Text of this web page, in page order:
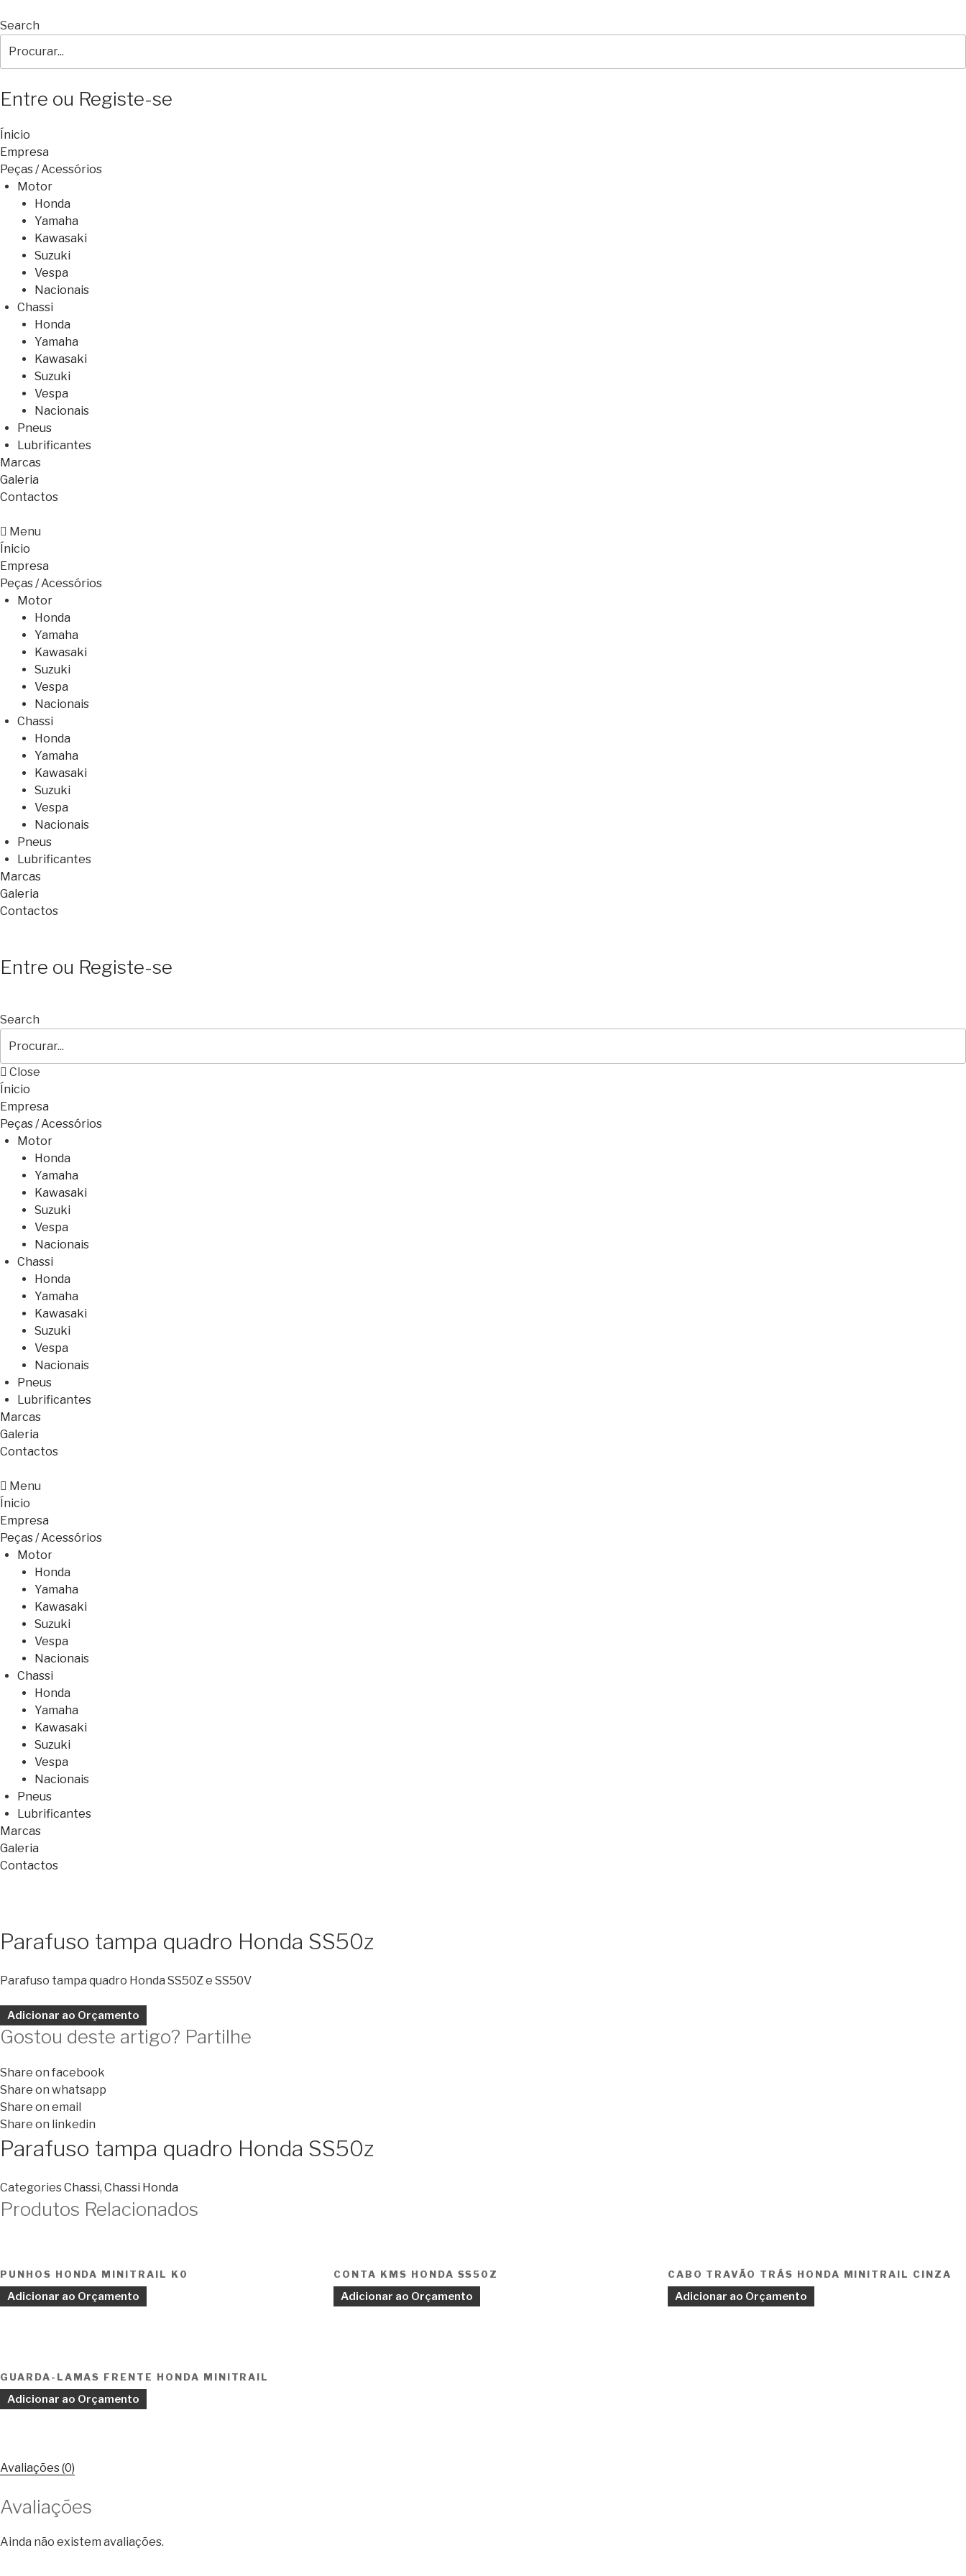
Search
Entre ou Registe-se
Ínicio
Empresa
Peças / Acessórios
Motor
Honda
Yamaha
Kawasaki
Suzuki
Vespa
Nacionais
Chassi
Honda
Yamaha
Kawasaki
Suzuki
Vespa
Nacionais
Pneus
Lubrificantes
Marcas
Galeria
Contactos
Menu
Ínicio
Empresa
Peças / Acessórios
Motor
Honda
Yamaha
Kawasaki
Suzuki
Vespa
Nacionais
Chassi
Honda
Yamaha
Kawasaki
Suzuki
Vespa
Nacionais
Pneus
Lubrificantes
Marcas
Galeria
Contactos
Entre ou Registe-se
Search
Close
Ínicio
Empresa
Peças / Acessórios
Motor
Honda
Yamaha
Kawasaki
Suzuki
Vespa
Nacionais
Chassi
Honda
Yamaha
Kawasaki
Suzuki
Vespa
Nacionais
Pneus
Lubrificantes
Marcas
Galeria
Contactos
Menu
Ínicio
Empresa
Peças / Acessórios
Motor
Honda
Yamaha
Kawasaki
Suzuki
Vespa
Nacionais
Chassi
Honda
Yamaha
Kawasaki
Suzuki
Vespa
Nacionais
Pneus
Lubrificantes
Marcas
Galeria
Contactos
Parafuso tampa quadro Honda SS50z
Parafuso tampa quadro Honda SS50Z e SS50V
Adicionar ao Orçamento
Gostou deste artigo? Partilhe
Share on facebook
Share on whatsapp
Share on email
Share on linkedin
Parafuso tampa quadro Honda SS50z
CategoriesChassi, Chassi Honda
Produtos Relacionados
PUNHOS HONDA MINITRAIL K0
Adicionar ao Orçamento
CONTA KMS HONDA SS50Z
Adicionar ao Orçamento
CABO TRAVÃO TRÁS HONDA MINITRAIL CINZA
Adicionar ao Orçamento
GUARDA-LAMAS FRENTE HONDA MINITRAIL
Adicionar ao Orçamento
Avaliações (0)
Avaliações
Ainda não existem avaliações.